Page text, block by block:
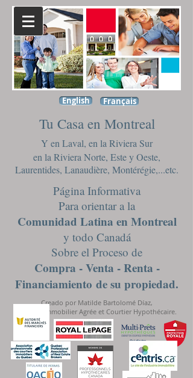
English Français
Tu Casa en Montreal
Y en Laval, en la Riviera Sur
en la Riviera Norte, Este y Oeste,
Laurentides, Lanaudière, Montérégie,...etc.
Página Informativa
Para orientar a la
Comunidad Latina en Montreal
y todo Canadá
Sobre el Proceso de
Compra - Venta - Renta -
Financiamiento de su propiedad.
Creado por Matilde Bartolomé Díaz,
Courtier Immobilier Agrée et Courtier Hypothécaire.